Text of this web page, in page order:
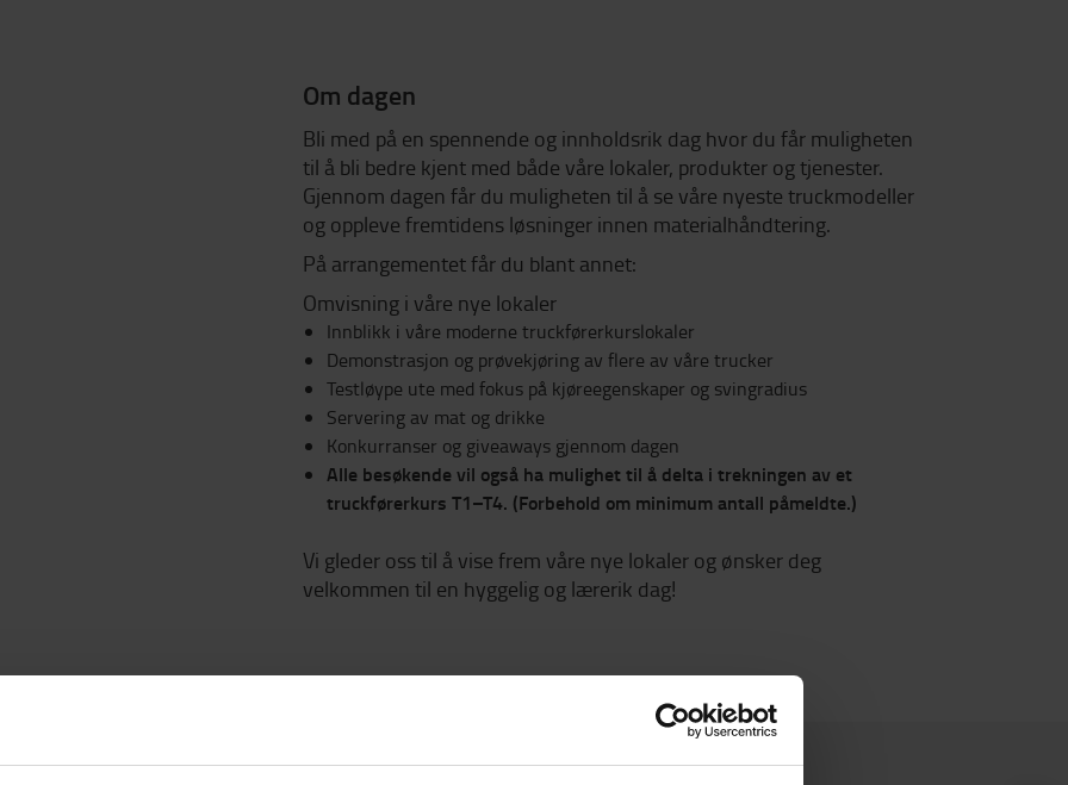
Om dagen
Bli med på en spennende og innholdsrik dag hvor du får muligheten
til å bli bedre kjent med både våre lokaler, produkter og tjenester.
Gjennom dagen får du muligheten til å se våre nyeste truckmodeller
og oppleve fremtidens løsninger innen materialhåndtering.
På arrangementet får du blant annet:
Omvisning i våre nye lokaler
Innblikk i våre moderne truckførerkurslokaler
Demonstrasjon og prøvekjøring av flere av våre trucker
Testløype ute med fokus på kjøreegenskaper og svingradius
Servering av mat og drikke
Konkurranser og giveaways gjennom dagen
Alle besøkende vil også ha mulighet til å delta i trekningen av et
truckførerkurs T1–T4. (Forbehold om minimum antall påmeldte.)
Vi gleder oss til å vise frem våre nye lokaler og ønsker deg
velkommen til en hyggelig og lærerik dag!